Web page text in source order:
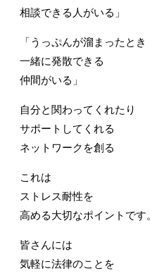
相談できる人がいる」
「うっぷんが溜まったとき
一緒に発散できる
仲間がいる」
自分と関わってくれたり
サポートしてくれる
ネットワークを創る
これは
ストレス耐性を
高める大切なポイントです。
皆さんには
気軽に法律のことを